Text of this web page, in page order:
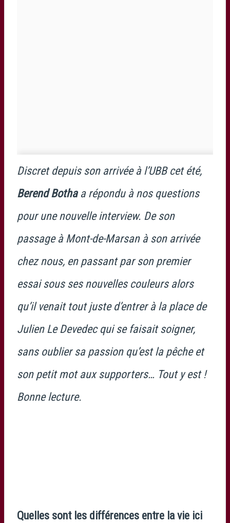
Discret depuis son arrivée à l’UBB cet été,
Berend Bothaa répondu à nos questions
pour une nouvelle interview. De son
passage à Mont-de-Marsan à son arrivée
chez nous, en passant par son premier
essai sous ses nouvelles couleurs alors
qu’il venait tout juste d’entrer à la place de
Julien Le Devedec qui se faisait soigner,
sans oublier sa passion qu’est la pêche et
son petit mot aux supporters… Tout y est !
Bonne lecture.
Quelles sont les différences entre la vie ici